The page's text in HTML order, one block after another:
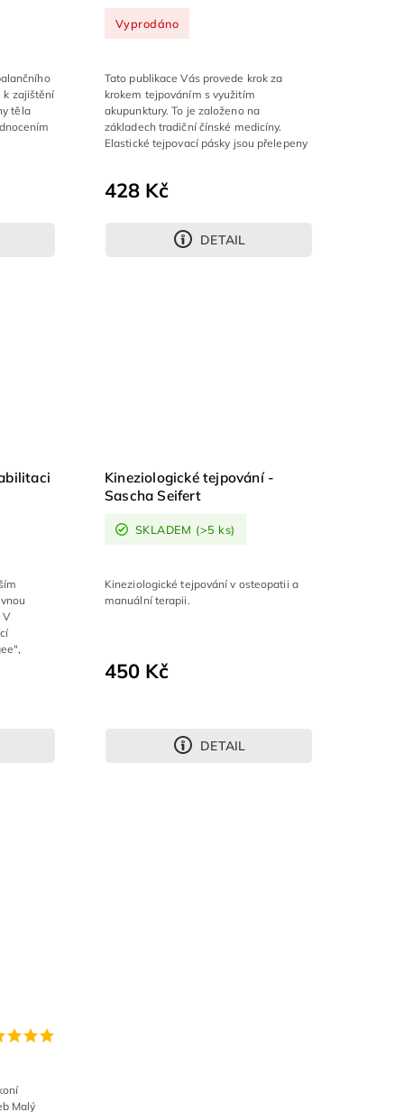
k zajištění
těla
potížích
Vyprodáno
428 Kč
DETAIL
Tato publikace Vás provede krok za
krokem tejpováním s využitím
akupunktury. To je založeno na
základech tradiční čínské medicíny.
Elastické tejpovací pásky jsou přelepeny
V
Kineziologické tejpování -
Sascha Seifert
SKLADEM (>5 ks)
450 Kč
DETAIL
Kineziologické tejpování v osteopatii a
manuální terapii.
Malý